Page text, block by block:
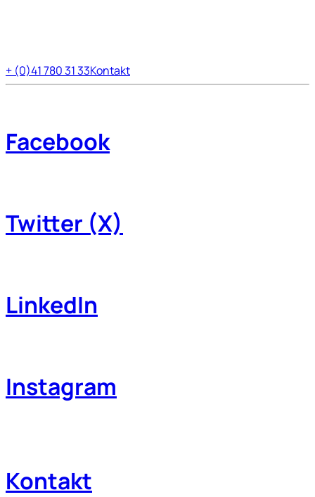
+ (0)41 780 31 33Kontakt
Facebook
Twitter (X)
LinkedIn
Instagram
Kontakt